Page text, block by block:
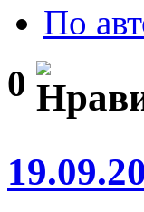
По
0